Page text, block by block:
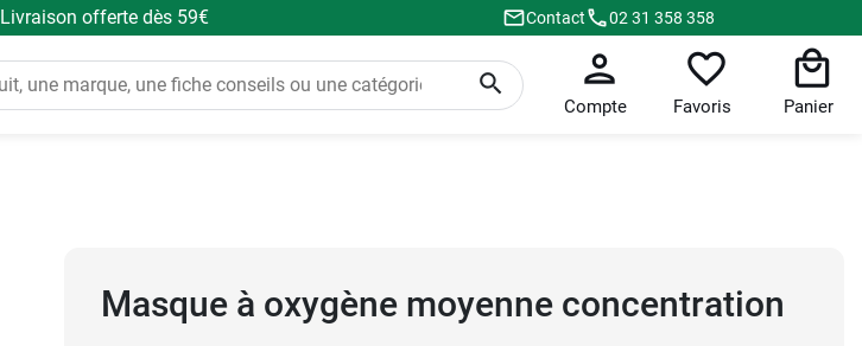
Livraison offerte dès 59€ Contact 02 31 358 358
Compte Favoris Panier
Masque à oxygène moyenne concentration